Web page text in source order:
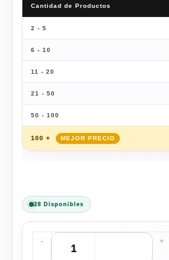
Cantidad de Productos
2 - 5
6 - 10
11 - 20
21 - 50
50 - 100
100 +
28 Disponibles
- +